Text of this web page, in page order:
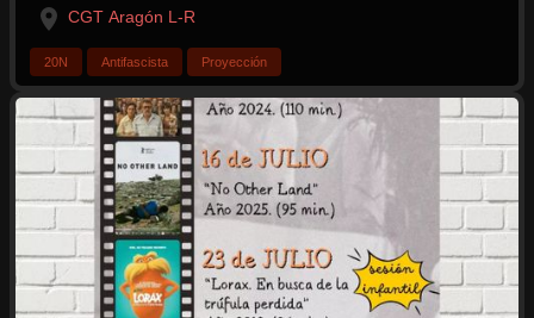
CGT Aragón L-R
20N Antifascista Proyección